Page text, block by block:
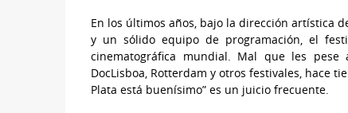
En los últimos años, bajo la dirección artística
y un sólido equipo de programación, el
cinematográfica mundial. Mal que les pese
DocLisboa, Rotterdam y otros festivales, hace
Plata está buenísimo” es un juicio frecuente.